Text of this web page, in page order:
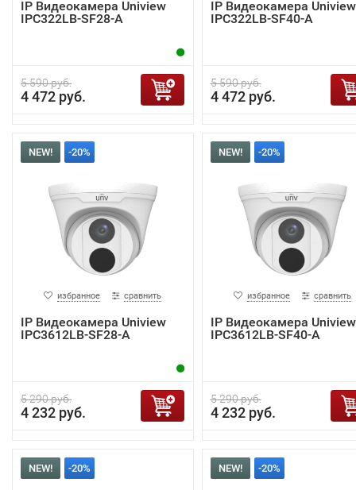
IP Видеокамера Uniview
IPC322LB-SF28-A
5 590 руб.
4 472 руб.
IP Видеокамера Uniview
IPC322LB-SF40-A
5 590 руб.
4 472 руб.
NEW! -20%
избранное сравнить
IP Видеокамера Uniview
IPC3612LB-SF28-A
5 290 руб.
4 232 руб.
NEW! -20%
избранное сравнить
IP Видеокамера Uniview
IPC3612LB-SF40-A
5 290 руб.
4 232 руб.
NEW! -20% NEW! -20%